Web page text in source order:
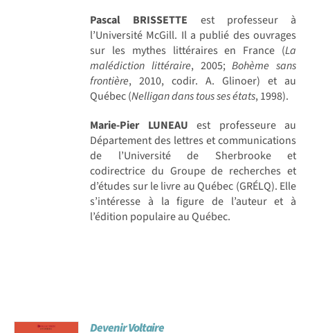
Pascal BRISSETTE est professeur à
l’Université McGill. Il a publié des ouvrages
sur les mythes littéraires en France (La
malédiction littéraire, 2005;Bohème sans
frontière, 2010, codir. A. Glinoer) et au
Québec (Nelligan dans tous ses états, 1998).
Marie-Pier LUNEAU est professeure au
Département des lettres et communications
de l’Université de Sherbrooke et
codirectrice du Groupe de recherches et
d’études sur le livre au Québec (GRÉLQ). Elle
s’intéresse à la figure de l’auteur et à
l’édition populaire au Québec.
Devenir Voltaire